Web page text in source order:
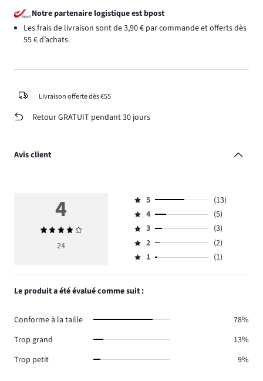
Notre partenaire logistique est bpost
Les frais de livraison sont de 3,90 € par commande et offerts dès
55 € d’achats.
Livraison offerte dès €55
Retour GRATUIT pendant 30 jours
Avis client
4
Note
moyenne
24
Note
5,
nombre
de
votes
13.
5
(13)
Note
4,
nombre
de
5.
4
(5)
Note
3,
nombre
3.
3
(3)
Note
2,
votes
2
(2)
Note
1,
nombre
de
1.
1 (1)
Le produit a été évalué comme suit :
Conforme à la taille
78%
Trop grand
13%
Trop petit
9%